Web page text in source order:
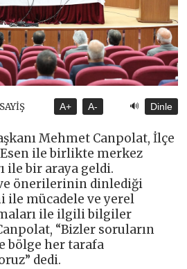
A+ A- 🔊 Dinle
Mehmet Canpolat, İlçe
ile birlikte merkez
ile bir araya geldi.
önerilerinin dinlediği
ile mücadele ve yerel
ile ilgili bilgiler
“Bizler soruların
bölge her tarafa
dedi.